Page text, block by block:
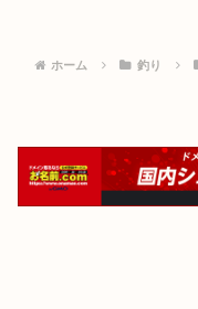
ホーム 釣り